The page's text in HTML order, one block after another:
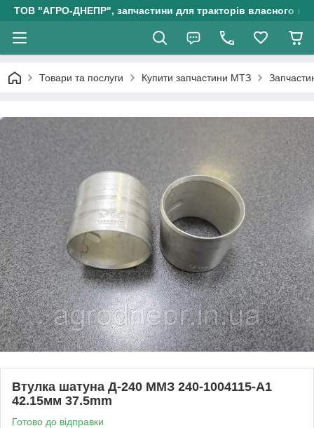
ТОВ "АГРО-ДНЕПР", запчастини для тракторів власного
Товари та послуги Купити запчастини МТЗ
Втулка шатуна Д-240 ММЗ 240-1004115-А1
42.15мм 37.5mm
Готово до відправки